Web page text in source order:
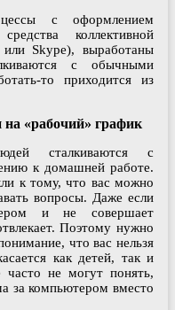
с оформлением
коллективной
Skype), выработаны
с обычными
то приходится из
«рабочий» график
сталкиваются с
к домашней работе.
к тому, что вас можно
вопросы. Даже если
и не совершает
Поэтому нужно
что вас нельзя
как детей, так и
часто не могут понять,
за компьютером вместо